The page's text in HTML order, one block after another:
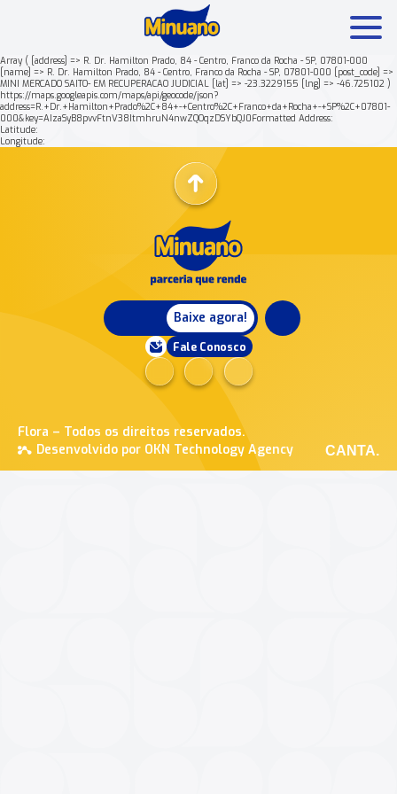
Array ( [address] => R. Dr. Hamilton Prado, 84 - Centro, Franco da Rocha - SP, 07801-000
[name] => R. Dr. Hamilton Prado, 84 - Centro, Franco da Rocha - SP, 07801-000 [post_code] =>
MINI MERCADO SAITO- EM RECUPERACAO JUDICIAL [lat] => -23.3229155 [lng] => -46.725102 )
https://maps.googleapis.com/maps/api/geocode/json?
address=R.+Dr.+Hamilton+Prado%2C+84+-+Centro%2C+Franco+da+Rocha+-+SP%2C+07801-
000&key=AIzaSyB8pvvFtnV38ItmhruN4nwZQOqzDSYbQJ0Formatted Address:
Latitude:
Longitude:
Baixe agora!
Fale Conosco
Flora – Todos os direitos reservados.
Desenvolvido por OKN Technology Agency
CANTA.
Mais buscados: Produtos Minuano Rende +
Nossa história